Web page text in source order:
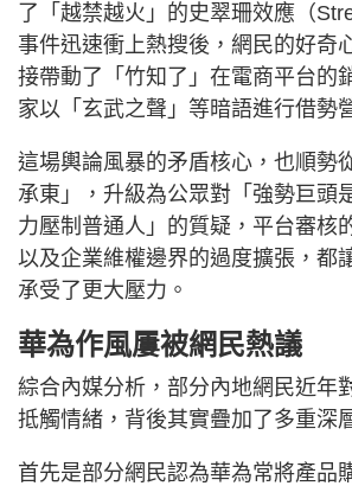
了「越禁越火」的史翠珊效應（
事件迅速衝上熱搜後，網民的好奇
接帶動了「竹知了」在電商平台的
家以「玄武之聲」等暗語進行借勢
這場輿論風暴的矛盾核心，也順勢
承東」，升級為公眾對「強勢巨頭
力壓制普通人」的質疑，平台審核
以及企業維權邊界的過度擴張，都
承受了更大壓力。
華為作風屢被網民熱議
綜合內媒分析，部分內地網民近年
抵觸情緒，背後其實疊加了多重深
首先是部分網民認為華為常將產品